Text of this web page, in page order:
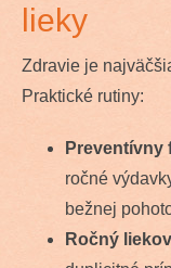
lieky
Zdravie je
Praktické rutiny:
Preventívny
ročné
bežnej
Ročný